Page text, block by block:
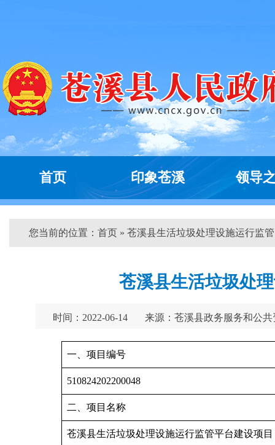
首页 印象苍溪 领导
您当前的位置： 首页 » 苍溪县生活垃圾处理设施运行监
苍溪县生活垃圾处
时间：2022-06-14 来源：苍溪县政务服务和公
一、项目编号
510824202200048
二、项目名称
苍溪县生活垃圾处理设施运行监管平台建设项目